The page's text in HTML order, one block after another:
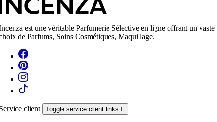
est une véritable Parfumerie Sélective en ligne offrant un vaste
de Parfums, Soins Cosmétiques, Maquillage.
client Toggle service client links 